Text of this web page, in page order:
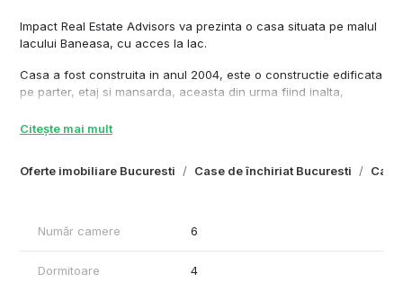
Oferte imobiliare Bucuresti Case de închiriat Bucuresti
Impact Real Estate Advisors va prezinta o casa situata pe malul
lacului Baneasa, cu acces la lac.
Casa a fost construita in anul 2004, este o constructie edificata
pe parter, etaj si mansarda, aceasta din urma fiind inalta,
locuri de parcare exterioare.
bucatarie, baie, (birou de 18 mp). Etajul este compartimentat in
geamurilor tip Velux.
precum after school, gradinita, spatiu de birouri, etc.
Citește mai mult
Număr camere 6
Dormitoare 4